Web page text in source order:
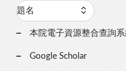
本院電子資源整合查詢
Google Scholar